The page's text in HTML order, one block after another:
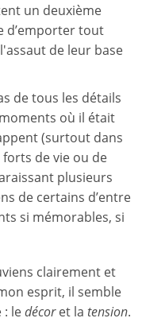
un deuxième
d’emporter tout
de leur base
de tous les détails
où il était
(surtout dans
de vie ou de
plusieurs
de certains d’entre
si mémorables, si
clairement et
esprit, il semble
: ledécoret la tension.